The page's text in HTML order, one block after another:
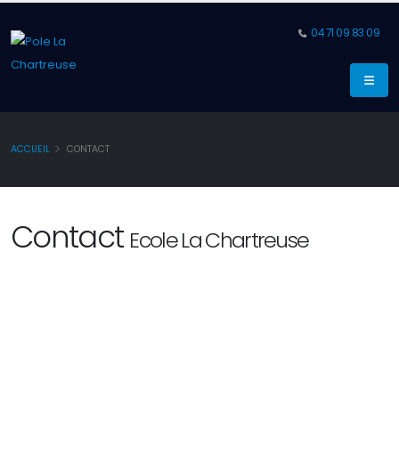
04 71 09 83 09
ACCUEIL CONTACT
Contact Ecole La Chartreuse